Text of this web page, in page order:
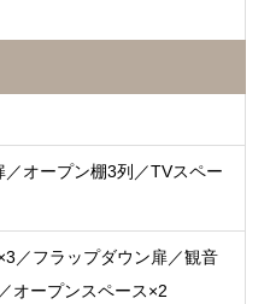
／オープン棚3列／TVスペー
／フラップダウン扉／観音
オープンスペース×2